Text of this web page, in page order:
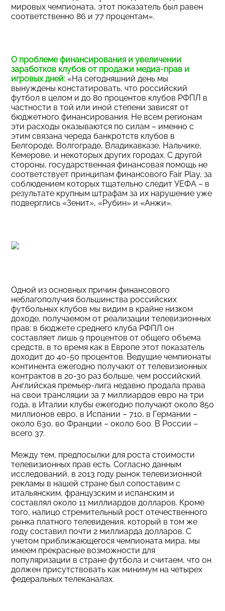
мировых чемпионата, этот показатель был равен
соответственно 86 и 77 процентам».
О проблеме финансирования и увеличении
заработков клубов от продажи медиа-прав и
игровых дней: «На сегодняшний день мы
вынуждены констатировать, что российский
футбол в целом и до 80 процентов клубов РФПЛ в
частности в той или иной степени зависят от
бюджетного финансирования. Не всем регионам
эти расходы оказываются по силам – именно с
этим связана череда банкротств клубов в
Белгороде, Волгограде, Владикавказе, Нальчике,
Кемерове, и некоторых других городах. С другой
стороны, государственная финансовая помощь не
соответствует принципам финансового Fair Play, за
соблюдением которых тщательно следит УЕФА – в
результате крупным штрафам за их нарушение уже
подверглись «Зенит», «Рубин» и «Анжи».
Одной из основных причин финансового
неблагополучия большинства российских
футбольных клубов мы видим в крайне низком
доходе, получаемом от реализации телевизионных
прав: в бюджете среднего клуба РФПЛ он
составляет лишь 9 процентов от общего объема
средств, в то время как в Европе этот показатель
доходит до 40-50 процентов. Ведущие чемпионаты
континента ежегодно получают от телевизионных
контрактов в 20-30 раз больше, чем российский.
Английская премьер-лига недавно продала права
на свои трансляции за 7 миллиардов евро на три
года, в Италии клубы ежегодно получают около 850
миллионов евро, в Испании – 710, в Германии –
около 630, во Франции – около 600. В России –
всего 37.
Между тем, предпосылки для роста стоимости
телевизионных прав есть. Согласно данным
исследований, в 2013 году рынок телевизионной
рекламы в нашей стране был сопоставим с
итальянским, французским и испанским и
составлял около 11 миллиардов долларов. Кроме
того, налицо стремительный рост отечественного
рынка платного телевидения, который в том же
году составил почти 2 миллиарда долларов. С
учетом приближающегося чемпионата мира, мы
имеем прекрасные возможности для
популяризации в стране футбола и считаем, что он
должен присутствовать как минимум на четырех
федеральных телеканалах.